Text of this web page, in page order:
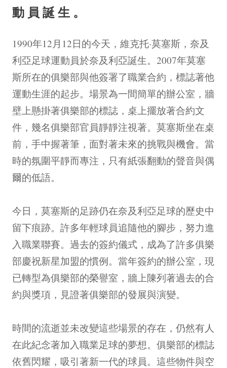
動員誕生。
1990年12月12日的今天，維克托·莫塞斯，奈及
利亞足球運動員於奈及利亞誕生。2007年莫塞
斯所在的俱樂部與他簽署了職業合約，標誌著他
運動生涯的起步。場景為一間簡單的辦公室，牆
壁上懸掛著俱樂部的標誌，桌上擺放著合約文
件，幾名俱樂部官員靜靜注視著。莫塞斯坐在桌
前，手中握著筆，面對著未來的挑戰與機會。當
時的氛圍平靜而專注，只有紙張翻動的聲音與偶
爾的低語。
今日，莫塞斯的足跡仍在奈及利亞足球的歷史中
留下痕跡。許多年輕球員追隨他的腳步，努力進
入職業聯賽。過去的簽約儀式，成為了許多俱樂
部慶祝新星加盟的慣例。當年簽約的辦公室，現
已轉型為俱樂部的榮譽室，牆上陳列著過去的合
約與獎項，見證著俱樂部的發展與演變。
時間的流逝並未改變這些場景的存在，仍然有人
在此紀念著加入職業足球的夢想。俱樂部的標誌
依舊閃耀，吸引著新一代的球員。這些物件與空